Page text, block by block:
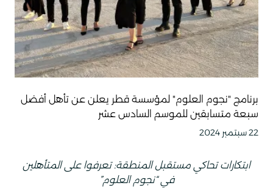
برنامج "نجوم العلوم" لمؤسسة قطر يعلن عن تأهل أفضل
سبعة متسابقين للموسم السادس عشر
22 سبتمبر 2024
ابتكارات تحاكي مستقبل المنطقة: تعرفوا على المتأهلين
في “نجوم العلوم”